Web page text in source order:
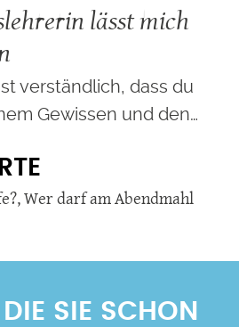
lässt mich
verständlich, dass du
Gewissen und den…
,Wer darf am Abendmahl
DIE SIE SCHON